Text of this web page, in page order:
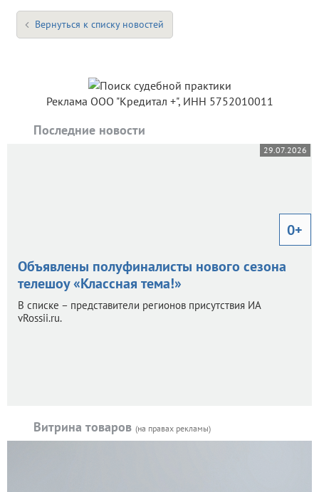
Вернуться к списку новостей
Реклама ООО "Кредитал +", ИНН 5752010011
Последние новости
29.07.2026
0+
Объявлены полуфиналисты нового сезона
телешоу «Классная тема!»
В списке – представители регионов присутствия ИА
vRossii.ru.
Витрина товаров (на правах рекламы)